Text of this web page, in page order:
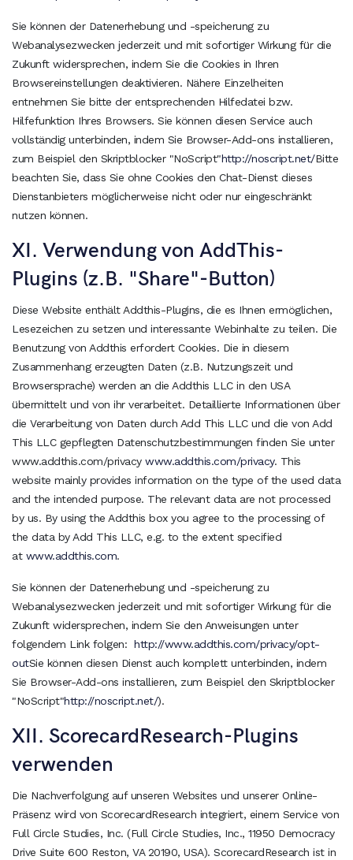
Sie können der Datenerhebung und -speicherung zu
Webanalysezwecken jederzeit und mit sofortiger Wirkung für die
Zukunft widersprechen, indem Sie die Cookies in Ihren
Browsereinstellungen deaktivieren. Nähere Einzelheiten
entnehmen Sie bitte der entsprechenden Hilfedatei bzw.
Hilfefunktion Ihres Browsers. Sie können diesen Service auch
vollständig unterbinden, indem Sie Browser-Add-ons installieren,
zum Beispiel den Skriptblocker "NoScript"http://noscript.net/Bitte
beachten Sie, dass Sie ohne Cookies den Chat-Dienst dieses
Dienstanbieters möglicherweise nicht oder nur eingeschränkt
nutzen können.
XI. Verwendung von AddThis-
Plugins (z.B. "Share"-Button)
Diese Website enthält Addthis-Plugins, die es Ihnen ermöglichen,
Lesezeichen zu setzen und interessante Webinhalte zu teilen. Die
Benutzung von Addthis erfordert Cookies. Die in diesem
Zusammenhang erzeugten Daten (z.B. Nutzungszeit und
Browsersprache) werden an die Addthis LLC in den USA
übermittelt und von ihr verarbeitet. Detaillierte Informationen über
die Verarbeitung von Daten durch Add This LLC und die von Add
This LLC gepflegten Datenschutzbestimmungen finden Sie unter
www.addthis.com/privacy www.addthis.com/privacy. This
website mainly provides information on the type of the used data
and the intended purpose. The relevant data are not processed
by us. By using the Addthis box you agree to the processing of
the data by Add This LLC, e.g. to the extent specified
at www.addthis.com.
Sie können der Datenerhebung und -speicherung zu
Webanalysezwecken jederzeit und mit sofortiger Wirkung für die
Zukunft widersprechen, indem Sie den Anweisungen unter
folgendem Link folgen: http://www.addthis.com/privacy/opt-
outSie können diesen Dienst auch komplett unterbinden, indem
Sie Browser-Add-ons installieren, zum Beispiel den Skriptblocker
"NoScript"http://noscript.net/).
XII. ScorecardResearch-Plugins
verwenden
Die Nachverfolgung auf unseren Websites und unserer Online-
Präsenz wird von ScorecardResearch integriert, einem Service von
Full Circle Studies, Inc. (Full Circle Studies, Inc., 11950 Democracy
Drive Suite 600 Reston, VA 20190, USA). ScorecardResearch ist in